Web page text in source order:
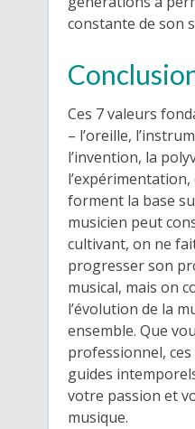
constante de son
Ces 7 valeurs
– l’oreille,
l’invention, la
l’expérimentation,
forment la base
musicien peut
cultivant, on ne
progresser son
musical, mais on
l’évolution de la
ensemble. Que
professionnel,
guides
votre passion et
musique.